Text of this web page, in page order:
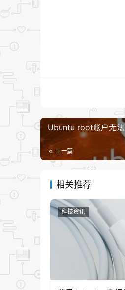
与此同时，徐起还
采用Samsung GW1
Ubuntu root账户无
上一篇
相关推荐
科技资讯